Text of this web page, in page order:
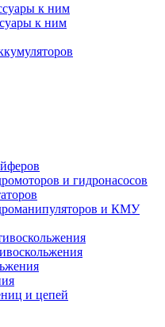
к ним
к ним
и гидронасосов
и КМУ
и цепей